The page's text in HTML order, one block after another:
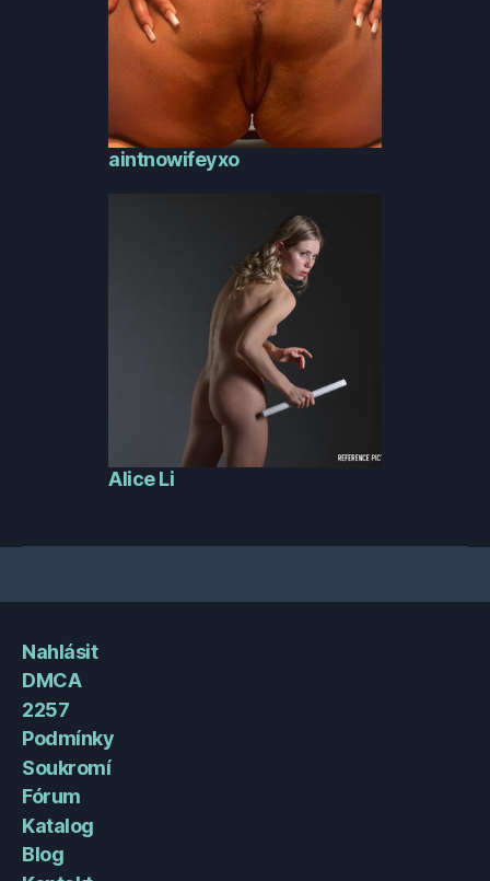
aintnowifeyxo
Alice Li
Nahlásit
DMCA
2257
Podmínky
Soukromí
Fórum
Katalog
Blog